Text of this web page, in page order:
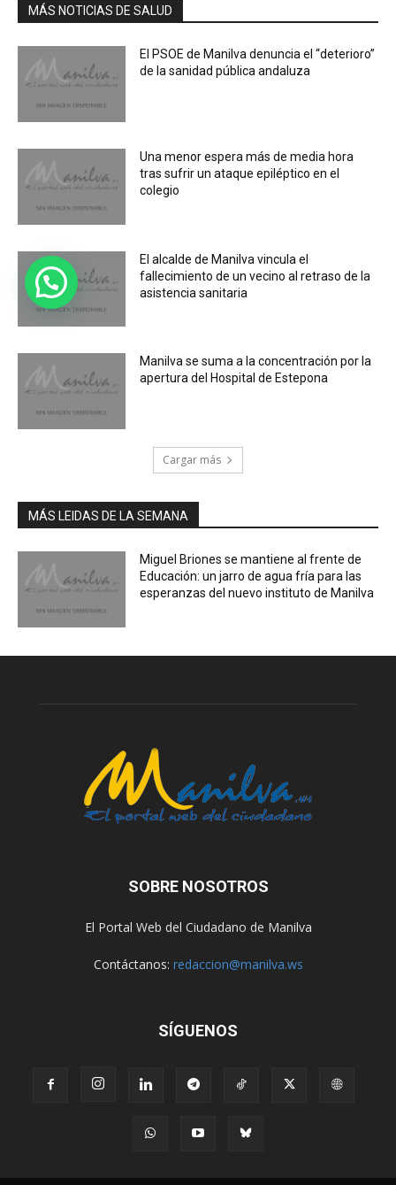
MÁS NOTICIAS DE SALUD
El PSOE de Manilva denuncia el “deterioro”
de la sanidad pública andaluza
Una menor espera más de media hora
tras sufrir un ataque epiléptico en el
colegio
El alcalde de Manilva vincula el
fallecimiento de un vecino al retraso de la
asistencia sanitaria
Manilva se suma a la concentración por la
apertura del Hospital de Estepona
Cargar más
MÁS LEIDAS DE LA SEMANA
Miguel Briones se mantiene al frente de
Educación: un jarro de agua fría para las
esperanzas del nuevo instituto de Manilva
SOBRE NOSOTROS
El Portal Web del Ciudadano de Manilva
Contáctanos: redaccion@manilva.ws
SÍGUENOS